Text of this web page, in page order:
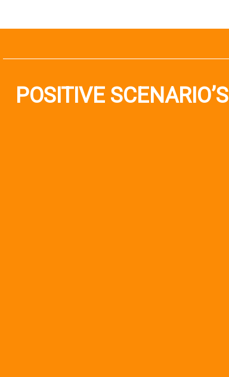
POSITIVE SCENARIO’S